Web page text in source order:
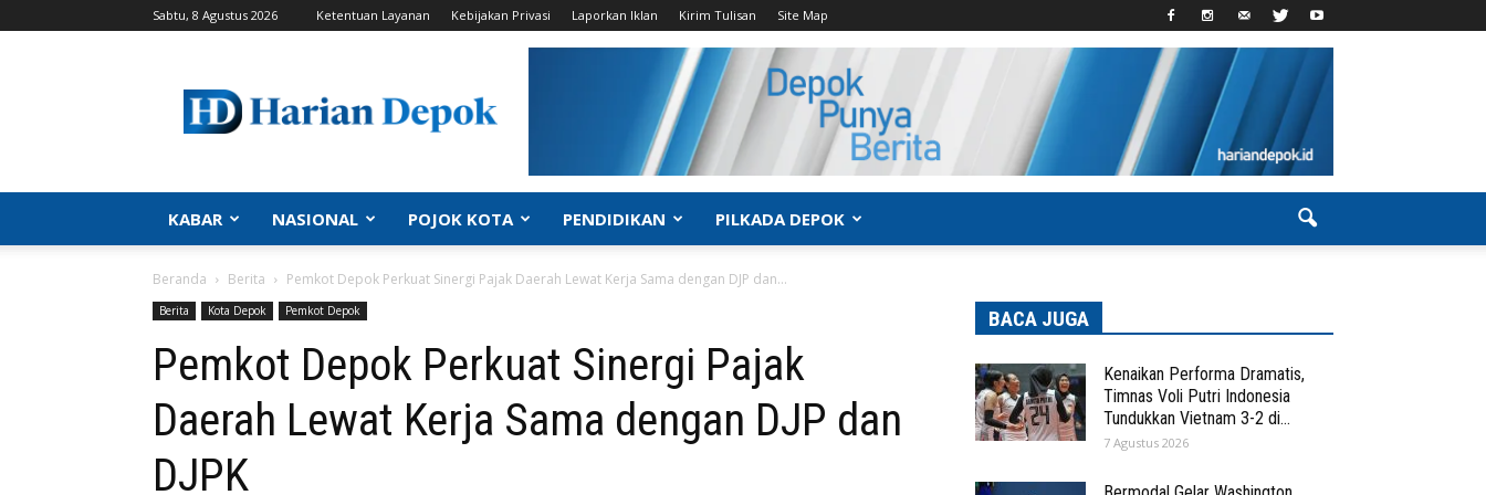
Sabtu, 8 Agustus 2026 Ketentuan Layanan Kebijakan Privasi Laporkan Iklan Kirim Tulisan Site Map
Depok
|
Kabar
Depok,
Info
Depok,
Portal
Depok
KABAR NASIONAL POJOK KOTA PENDIDIKAN PILKADA DEPOK
Beranda Berita Pemkot Depok Perkuat Sinergi Pajak Daerah Lewat Kerja Sama dengan DJP dan...
Berita Kota Depok Pemkot Depok
Pemkot Depok Perkuat Sinergi Pajak
Daerah Lewat Kerja Sama dengan DJP dan
DJPK
BACA JUGA
Kenaikan Performa Dramatis,
Timnas Voli Putri Indonesia
Tundukkan Vietnam 3-2 di...
7 Agustus 2026